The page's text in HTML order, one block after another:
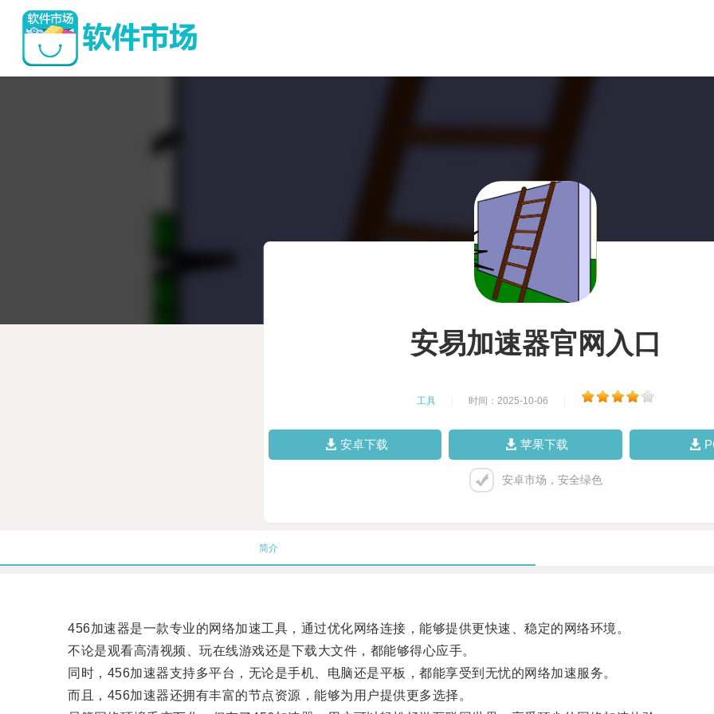
安易加速器官网入口
工具 时间：2025-10-06
安卓下载 苹果下载
安卓市场，安全绿色
简介
456加速器是一款专业的网络加速工具，通过优化网络连接，能够提供更快速、稳定的网络环境。
不论是观看高清视频、玩在线游戏还是下载大文件，都能够得心应手。
同时，456加速器支持多平台，无论是手机、电脑还是平板，都能享受到无忧的网络加速服务。
而且，456加速器还拥有丰富的节点资源，能够为用户提供更多选择。